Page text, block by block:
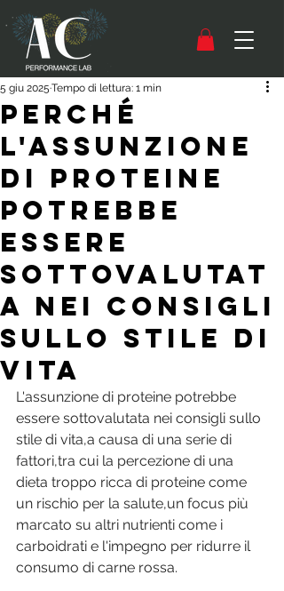
Perché
l'assunzione
di proteine
potrebbe
essere
sottovalutat
a nei consigli
sullo stile di
vita
5 giu 2025 Tempo di lettura: 1 min
L'assunzione di proteine potrebbe
essere sottovalutata nei consigli sullo
stile di vita,a causa di una serie di
fattori,tra cui la percezione di una
dieta troppo ricca di proteine come
un rischio per la salute,un focus più
marcato su altri nutrienti come i
carboidrati e l'impegno per ridurre il
consumo di carne rossa.